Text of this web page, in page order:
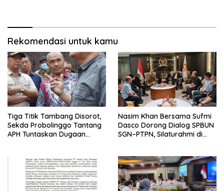
Rekomendasi untuk kamu
Tiga Titik Tambang Disorot,
Sekda Probolinggo Tantang
APH Tuntaskan Dugaan
Nasim Khan Bersama Sufmi
Dasco Dorong Dialog SPBUN
SGN–PTPN, Silaturahmi di